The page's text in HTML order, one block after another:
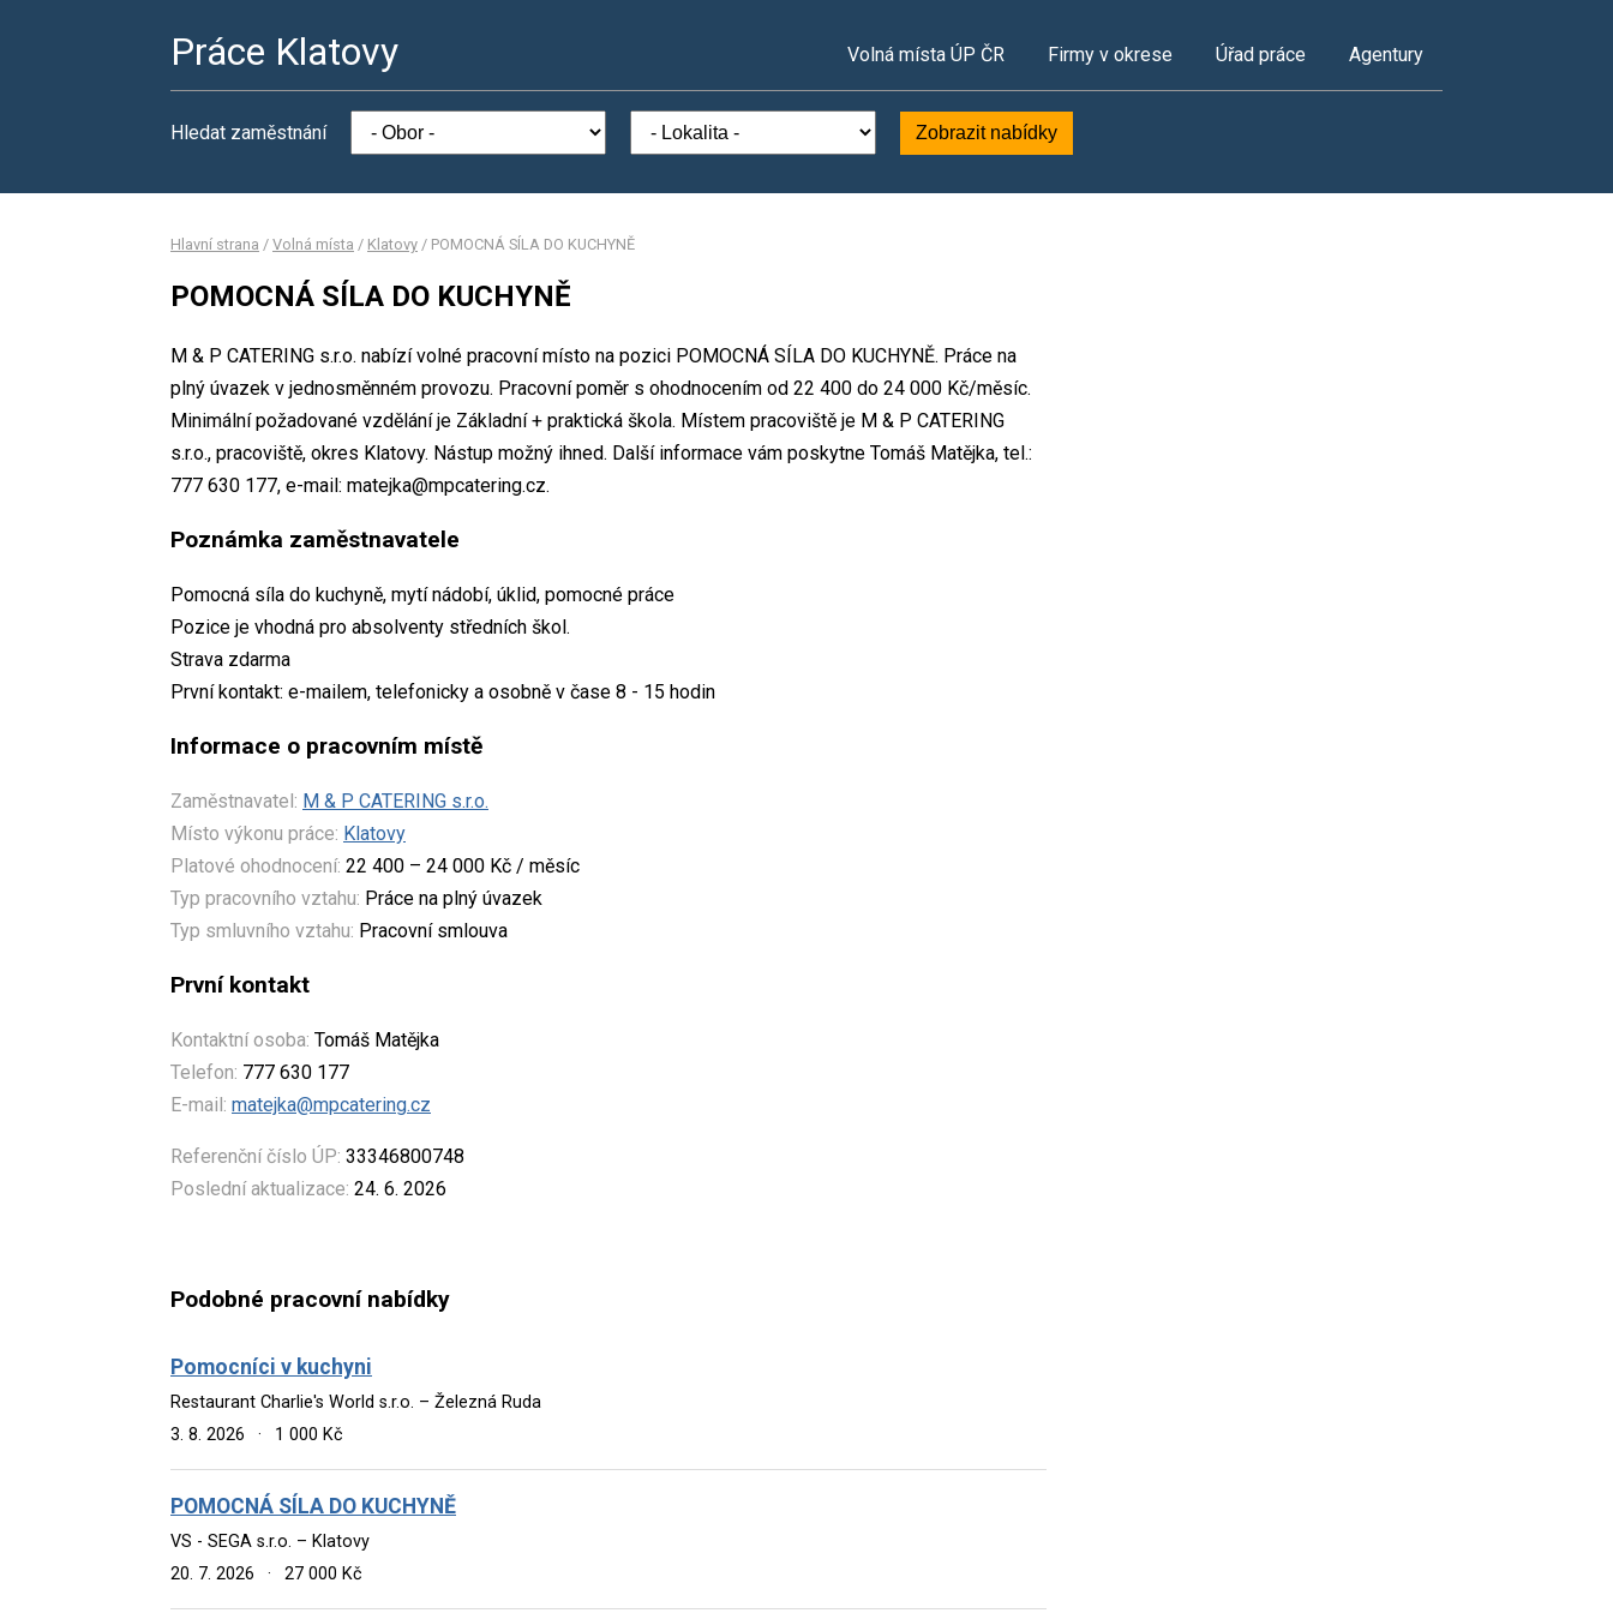
Práce Klatovy Volná místa ÚP ČR Firmy v okrese Úřad práce Agentury
Hledat zaměstnání Zobrazit nabídky
Hlavní strana / Volná místa / Klatovy / POMOCNÁ SÍLA DO KUCHYNĚ
POMOCNÁ SÍLA DO KUCHYNĚ
M & P CATERING s.r.o. nabízí volné pracovní místo na pozici POMOCNÁ SÍLA DO KUCHYNĚ. Práce na
plný úvazek v jednosměnném provozu. Pracovní poměr s ohodnocením od 22 400 do 24 000 Kč/měsíc.
Minimální požadované vzdělání je Základní + praktická škola. Místem pracoviště je M & P CATERING
s.r.o., pracoviště, okres Klatovy. Nástup možný ihned. Další informace vám poskytne Tomáš Matějka, tel.:
777 630 177, e-mail: matejka@mpcatering.cz.
Poznámka zaměstnavatele
Pomocná síla do kuchyně, mytí nádobí, úklid, pomocné práce
Pozice je vhodná pro absolventy středních škol.
Strava zdarma
První kontakt: e-mailem, telefonicky a osobně v čase 8 - 15 hodin
Informace o pracovním místě
Zaměstnavatel: M & P CATERING s.r.o.
Místo výkonu práce: Klatovy
Platové ohodnocení: 22 400 – 24 000 Kč / měsíc
Typ pracovního vztahu: Práce na plný úvazek
Typ smluvního vztahu: Pracovní smlouva
První kontakt
Kontaktní osoba: Tomáš Matějka
Telefon: 777 630 177
E-mail: matejka@mpcatering.cz
Referenční číslo ÚP: 33346800748
Poslední aktualizace: 24. 6. 2026
Podobné pracovní nabídky
Pomocníci v kuchyni
Restaurant Charlie's World s.r.o. – Železná Ruda
3. 8. 2026
· 1 000 Kč
POMOCNÁ SÍLA DO KUCHYNĚ
VS - SEGA s.r.o. – Klatovy
20. 7. 2026
· 27 000 Kč